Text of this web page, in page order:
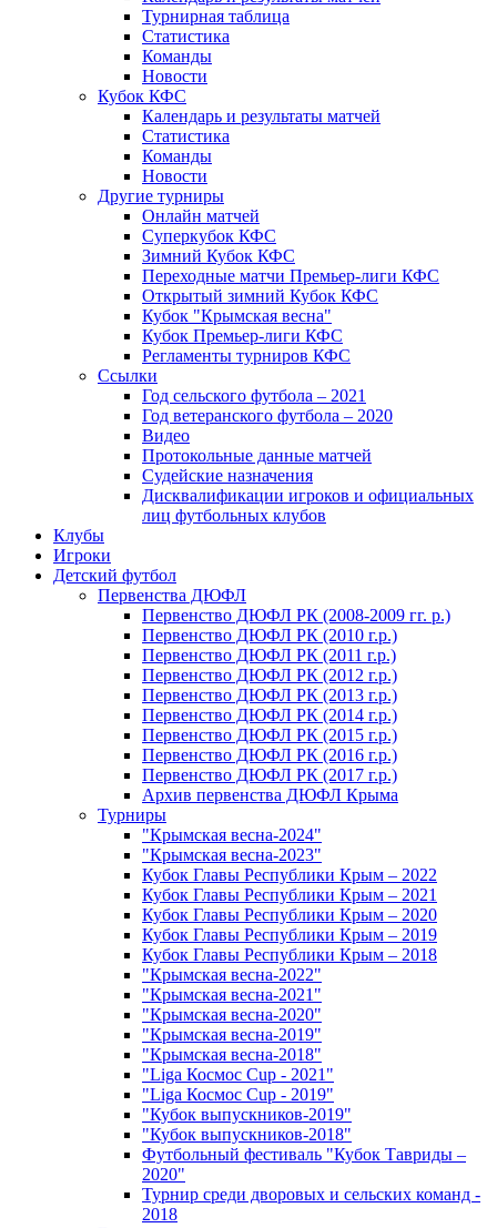
Турнирная таблица
Статистика
Команды
Новости
Кубок КФС
Календарь и результаты матчей
Статистика
Команды
Новости
Другие турниры
Онлайн матчей
Суперкубок КФС
Зимний Кубок КФС
Переходные матчи Премьер-лиги КФС
Открытый зимний Кубок КФС
Кубок "Крымская весна"
Кубок Премьер-лиги КФС
Регламенты турниров КФС
Ссылки
Год сельского футбола – 2021
Год ветеранского футбола – 2020
Видео
Протокольные данные матчей
Судейские назначения
Дисквалификации игроков и официальных
лиц футбольных клубов
Клубы
Игроки
Детский футбол
Первенства ДЮФЛ
Первенство ДЮФЛ РК (2008-2009 гг. р.)
Первенство ДЮФЛ РК (2010 г.р.)
Первенство ДЮФЛ РК (2011 г.р.)
Первенство ДЮФЛ РК (2012 г.р.)
Первенство ДЮФЛ РК (2013 г.р.)
Первенство ДЮФЛ РК (2014 г.р.)
Первенство ДЮФЛ РК (2015 г.р.)
Первенство ДЮФЛ РК (2016 г.р.)
Первенство ДЮФЛ РК (2017 г.р.)
Архив первенства ДЮФЛ Крыма
Турниры
"Крымская весна-2024"
"Крымская весна-2023"
Кубок Главы Республики Крым – 2022
Кубок Главы Республики Крым – 2021
Кубок Главы Республики Крым – 2020
Кубок Главы Республики Крым – 2019
Кубок Главы Республики Крым – 2018
"Крымская весна-2022"
"Крымская весна-2021"
"Крымская весна-2020"
"Крымская весна-2019"
"Крымская весна-2018"
"Liga Космос Cup - 2021"
"Liga Космос Cup - 2019"
"Кубок выпускников-2019"
"Кубок выпускников-2018"
Футбольный фестиваль "Кубок Тавриды –
2020"
Турнир среди дворовых и сельских команд -
2018